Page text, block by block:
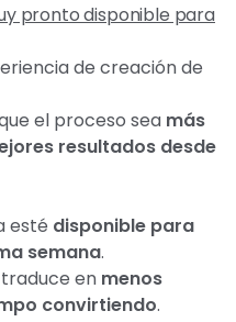
pronto disponible para
de creación de
el proceso sea más
resultados desde
esté disponible para
semana.
en menos
convirtiendo. 🚀